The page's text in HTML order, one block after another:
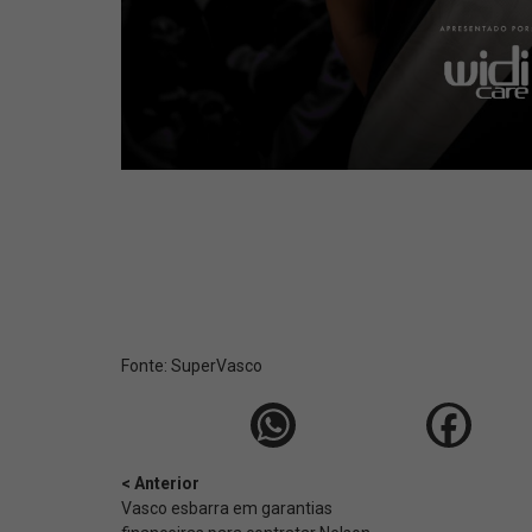
Fonte: SuperVasco‎‎‎‎‎‎
< Anterior
Vasco esbarra em garantias